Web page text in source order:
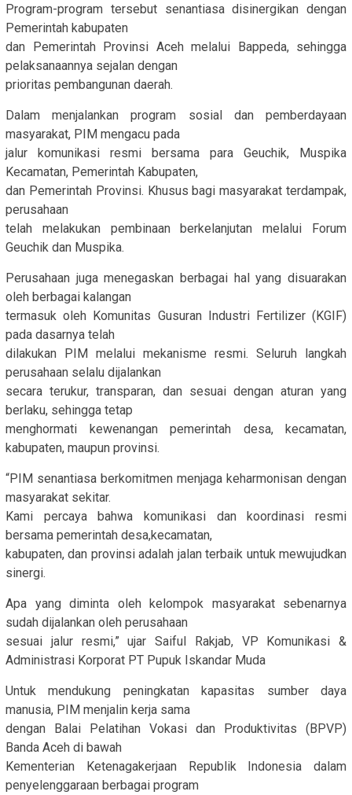
Program-program tersebut senantiasa disinergikan dengan
Pemerintah kabupaten
dan Pemerintah Provinsi Aceh melalui Bappeda, sehingga
pelaksanaannya sejalan dengan
prioritas pembangunan daerah.
Dalam menjalankan program sosial dan pemberdayaan
masyarakat, PIM mengacu pada
jalur komunikasi resmi bersama para Geuchik, Muspika
Kecamatan, Pemerintah Kabupaten,
dan Pemerintah Provinsi. Khusus bagi masyarakat terdampak,
perusahaan
telah melakukan pembinaan berkelanjutan melalui Forum
Geuchik dan Muspika.
Perusahaan juga menegaskan berbagai hal yang disuarakan
oleh berbagai kalangan
termasuk oleh Komunitas Gusuran Industri Fertilizer (KGIF)
pada dasarnya telah
dilakukan PIM melalui mekanisme resmi. Seluruh langkah
perusahaan selalu dijalankan
secara terukur, transparan, dan sesuai dengan aturan yang
berlaku, sehingga tetap
menghormati kewenangan pemerintah desa, kecamatan,
kabupaten, maupun provinsi.
“PIM senantiasa berkomitmen menjaga keharmonisan dengan
masyarakat sekitar.
Kami percaya bahwa komunikasi dan koordinasi resmi
bersama pemerintah desa,kecamatan,
kabupaten, dan provinsi adalah jalan terbaik untuk mewujudkan
sinergi.
Apa yang diminta oleh kelompok masyarakat sebenarnya
sudah dijalankan oleh perusahaan
sesuai jalur resmi,” ujar Saiful Rakjab, VP Komunikasi &
Administrasi Korporat PT Pupuk Iskandar Muda
Untuk mendukung peningkatan kapasitas sumber daya
manusia, PIM menjalin kerja sama
dengan Balai Pelatihan Vokasi dan Produktivitas (BPVP)
Banda Aceh di bawah
Kementerian Ketenagakerjaan Republik Indonesia dalam
penyelenggaraan berbagai program